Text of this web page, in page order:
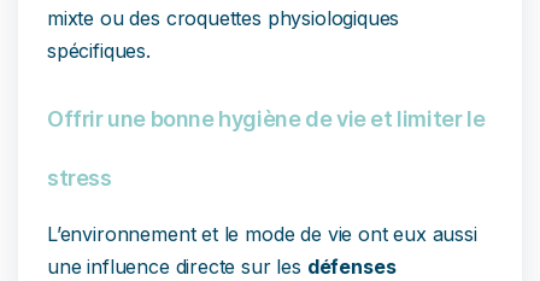
mixte ou des croquettes physiologiques
spécifiques.
Offrir une bonne hygiène de vie et limiter le
stress
L’environnement et le mode de vie ont eux aussi
une influence directe sur les défenses